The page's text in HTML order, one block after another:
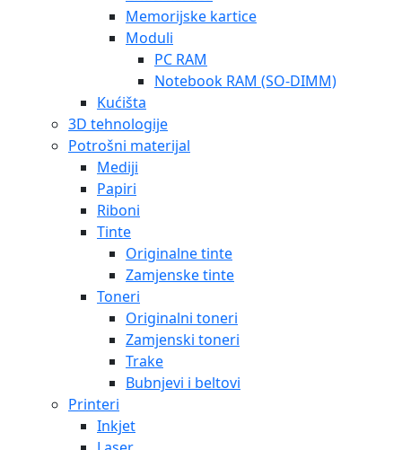
Memorijske kartice
Moduli
PC RAM
Notebook RAM (SO-DIMM)
Kućišta
3D tehnologije
Potrošni materijal
Mediji
Papiri
Riboni
Tinte
Originalne tinte
Zamjenske tinte
Toneri
Originalni toneri
Zamjenski toneri
Trake
Bubnjevi i beltovi
Printeri
Inkjet